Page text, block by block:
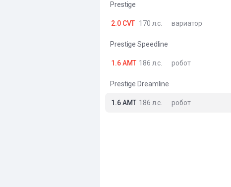
Prestige
2.0 CVT 170 л.с. вариатор
Prestige Speedline
1.6 AMT 186 л.с. робот
Prestige Dreamline
1.6 AMT 186 л.с. робот